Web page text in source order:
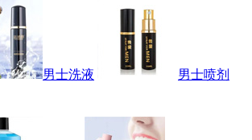
男士洗液
男士喷剂